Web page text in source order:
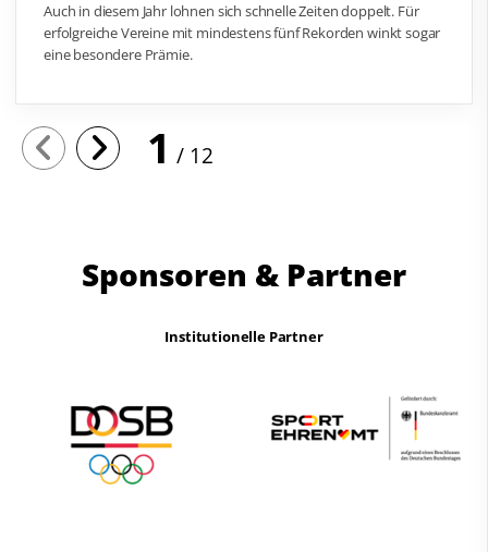
Auch in diesem Jahr lohnen sich schnelle Zeiten doppelt. Für
erfolgreiche Vereine mit mindestens fünf Rekorden winkt sogar
eine besondere Prämie.
1 12
Sponsoren & Partner
Institutionelle Partner